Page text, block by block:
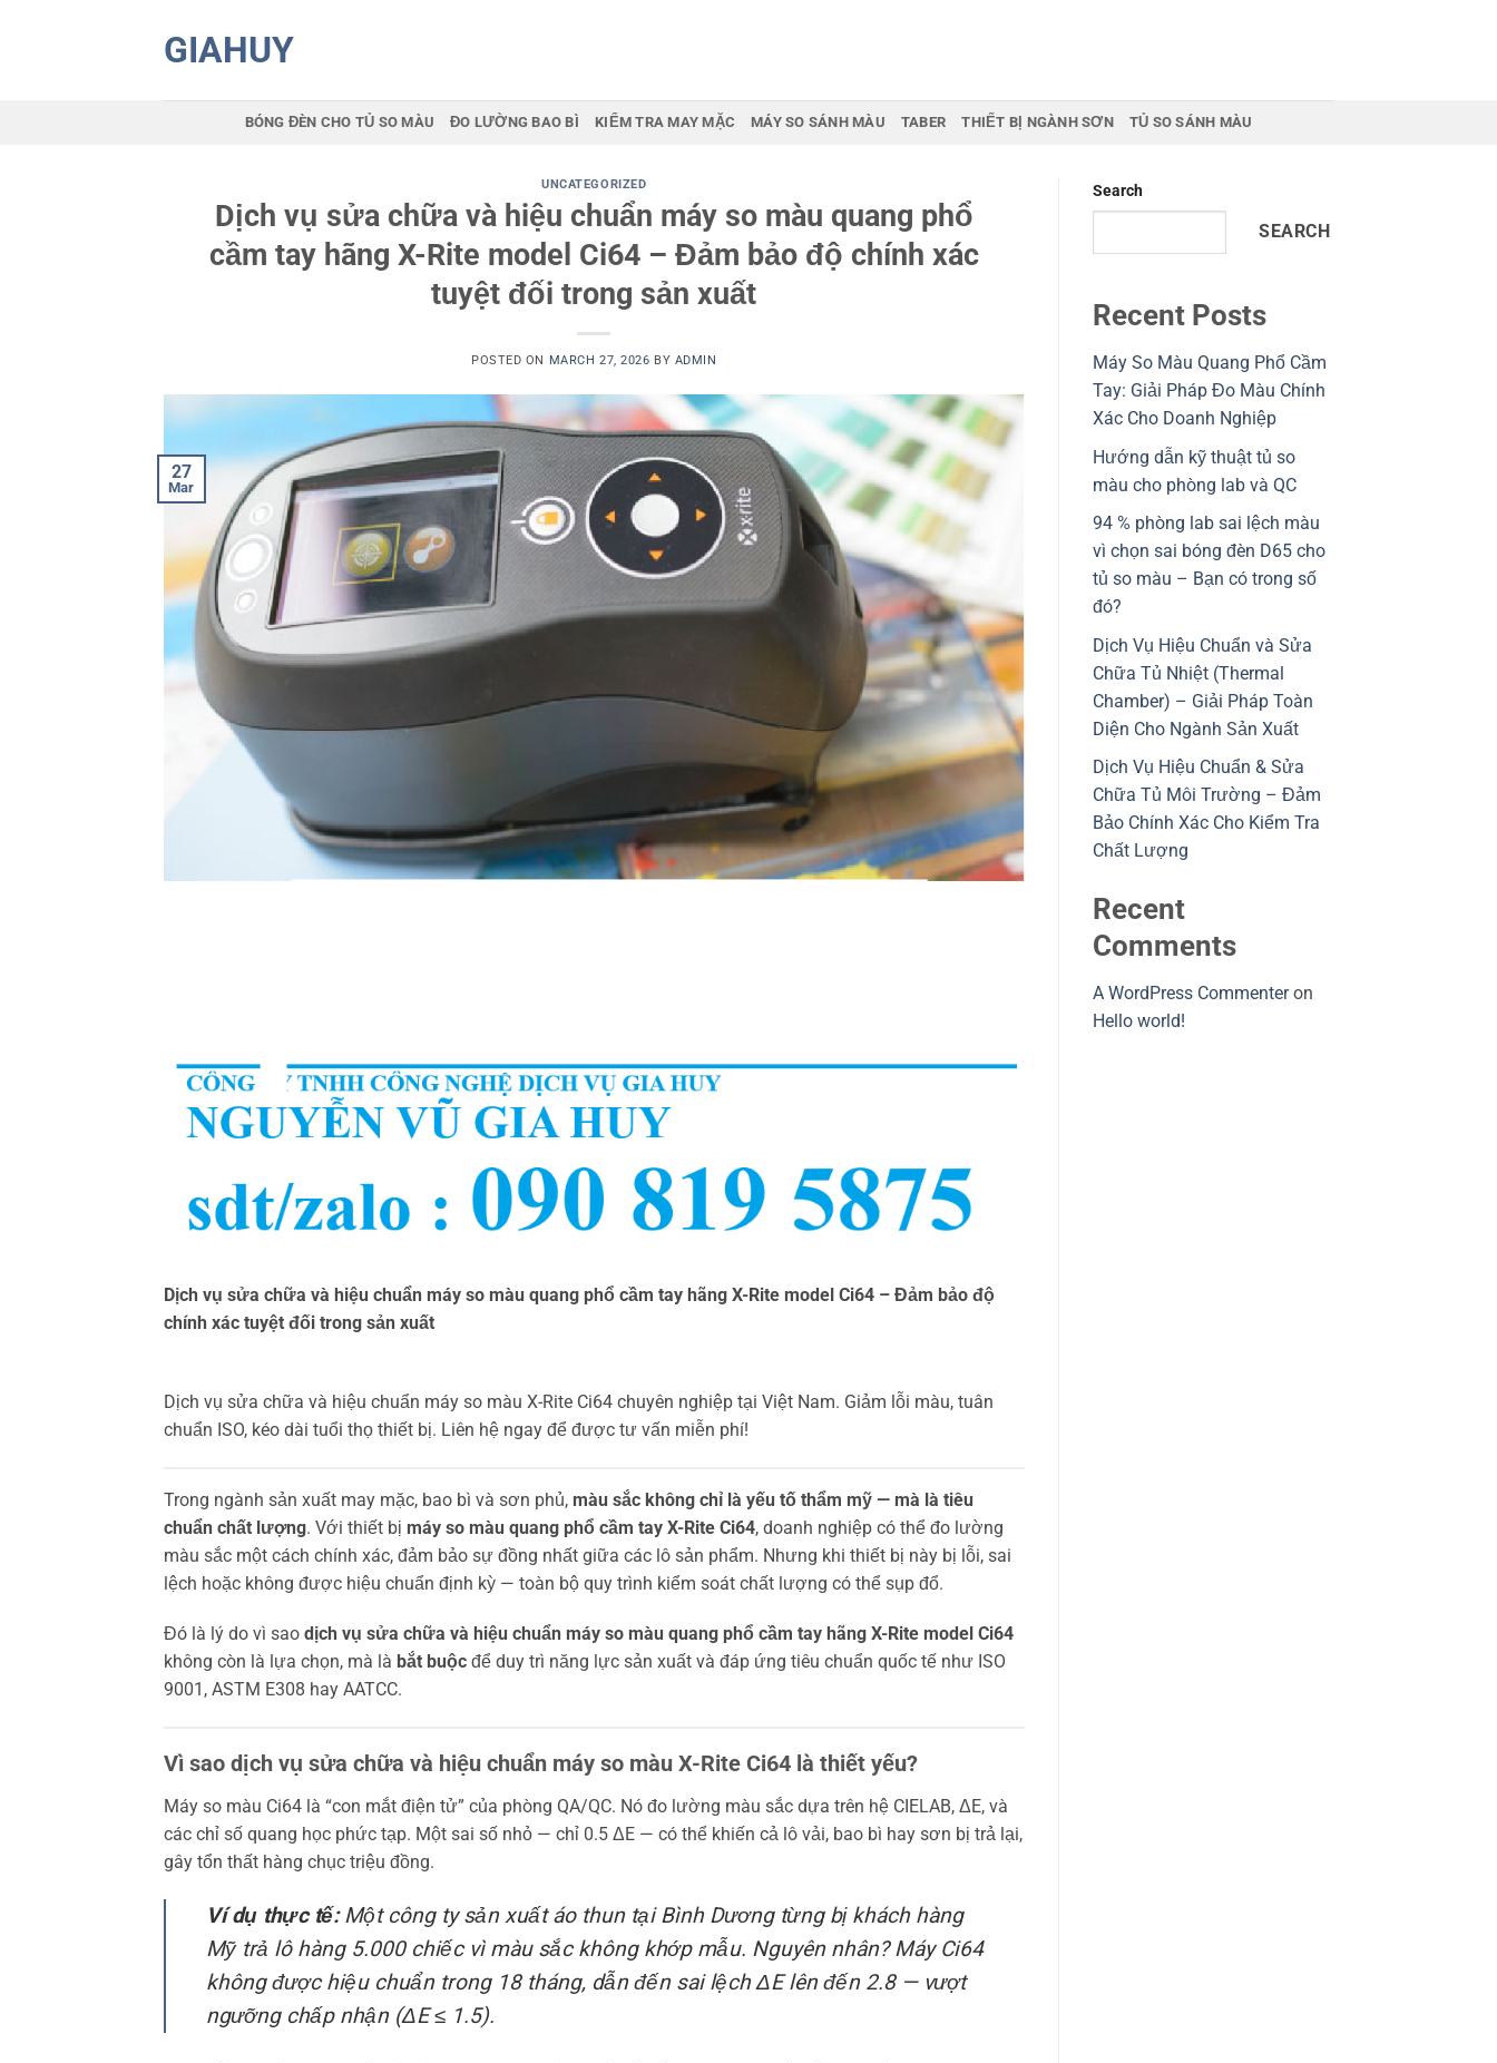
GIAHUY
BÓNG ĐÈN CHO TỦ SO MÀU ĐO LƯỜNG BAO BÌ KIỂM TRA MAY MẶC MÁY SO SÁNH MÀU TABER THIẾT BỊ NGÀNH SƠN TỦ SO SÁNH MÀU
UNCATEGORIZED
Dịch vụ sửa chữa và hiệu chuẩn máy so màu quang phổ
cầm tay hãng X-Rite model Ci64 – Đảm bảo độ chính xác
tuyệt đối trong sản xuất
POSTED ON MARCH 27, 2026 BY ADMIN
27
Mar
Dịch vụ sửa chữa và hiệu chuẩn máy so màu quang phổ cầm tay hãng X-Rite model Ci64 – Đảm bảo độ
chính xác tuyệt đối trong sản xuất
Dịch vụ sửa chữa và hiệu chuẩn máy so màu X-Rite Ci64 chuyên nghiệp tại Việt Nam. Giảm lỗi màu, tuân
chuẩn ISO, kéo dài tuổi thọ thiết bị. Liên hệ ngay để được tư vấn miễn phí!
Trong ngành sản xuất may mặc, bao bì và sơn phủ, màu sắc không chỉ là yếu tố thẩm mỹ — mà là tiêu
chuẩn chất lượng. Với thiết bị máy so màu quang phổ cầm tay X-Rite Ci64, doanh nghiệp có thể đo lường
màu sắc một cách chính xác, đảm bảo sự đồng nhất giữa các lô sản phẩm. Nhưng khi thiết bị này bị lỗi, sai
lệch hoặc không được hiệu chuẩn định kỳ — toàn bộ quy trình kiểm soát chất lượng có thể sụp đổ.
Đó là lý do vì sao dịch vụ sửa chữa và hiệu chuẩn máy so màu quang phổ cầm tay hãng X-Rite model Ci64
không còn là lựa chọn, mà là bắt buộc để duy trì năng lực sản xuất và đáp ứng tiêu chuẩn quốc tế như ISO
9001, ASTM E308 hay AATCC.
Vì sao dịch vụ sửa chữa và hiệu chuẩn máy so màu X-Rite Ci64 là thiết yếu?
Máy so màu Ci64 là “con mắt điện tử” của phòng QA/QC. Nó đo lường màu sắc dựa trên hệ CIELAB, ΔE, và
các chỉ số quang học phức tạp. Một sai số nhỏ — chỉ 0.5 ΔE — có thể khiến cả lô vải, bao bì hay sơn bị trả lại,
gây tổn thất hàng chục triệu đồng.
Ví dụ thực tế:Một công ty sản xuất áo thun tại Bình Dương từng bị khách hàng
Mỹ trả lô hàng 5.000 chiếc vì màu sắc không khớp mẫu. Nguyên nhân? Máy Ci64
không được hiệu chuẩn trong 18 tháng, dẫn đến sai lệch ΔE lên đến 2.8 — vượt
ngưỡng chấp nhận (ΔE ≤ 1.5).
Search
SEARCH
Recent Posts
Máy So Màu Quang Phổ Cầm
Tay: Giải Pháp Đo Màu Chính
Xác Cho Doanh Nghiệp
Hướng dẫn kỹ thuật tủ so
màu cho phòng lab và QC
94 % phòng lab sai lệch màu
vì chọn sai bóng đèn D65 cho
tủ so màu – Bạn có trong số
đó?
Dịch Vụ Hiệu Chuẩn và Sửa
Chữa Tủ Nhiệt (Thermal
Chamber) – Giải Pháp Toàn
Diện Cho Ngành Sản Xuất
Dịch Vụ Hiệu Chuẩn & Sửa
Chữa Tủ Môi Trường – Đảm
Bảo Chính Xác Cho Kiểm Tra
Chất Lượng
Recent
Comments
A WordPress Commenteron
Hello world!